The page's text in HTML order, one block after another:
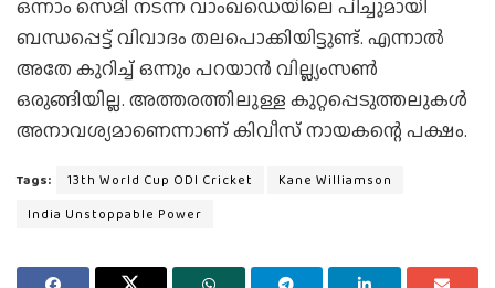
ഒന്നാം സെമി നടന്ന വാംഖഡെയിലെ പിച്ചുമായി
ബന്ധപ്പെട്ട് വിവാദം തലപൊക്കിയിട്ടുണ്ട്. എന്നാല്‍
അതേ കുറിച്ച് ഒന്നും പറയാന്‍ വില്ല്യംസണ്‍
ഒരുങ്ങിയില്ല. അത്തരത്തിലുള്ള കുറ്റപ്പെടുത്തലുകള്‍
അനാവശ്യമാണെന്നാണ് കിവീസ് നായകന്റെ പക്ഷം.
Tags: 13th World Cup ODI Cricket
Kane Williamson
India Unstoppable Power